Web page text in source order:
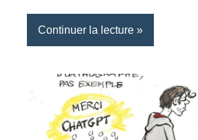
Continuer la lecture